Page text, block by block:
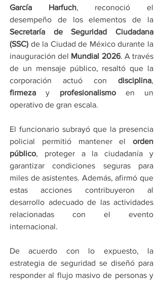
García Harfuch, reconoció el
Secretaría de Seguridad Ciudadana
(SSC) de la Ciudad de México durante la
inauguración del Mundial 2026. A través
de un mensaje público, resaltó que la
corporación actuó con disciplina
firmeza y profesionalismo en un
operativo de gran escala.
El funcionario subrayó que la presencia
policial permitió mantener el orden
público, proteger a la ciudadanía y
garantizar condiciones seguras para
miles de asistentes. Además, afirmó que
estas acciones contribuyeron al
desarrollo adecuado de las actividades
relacionadas con el evento
internacional.
De acuerdo con lo expuesto, la
estrategia de seguridad se diseñó para
responder al flujo masivo de personas y